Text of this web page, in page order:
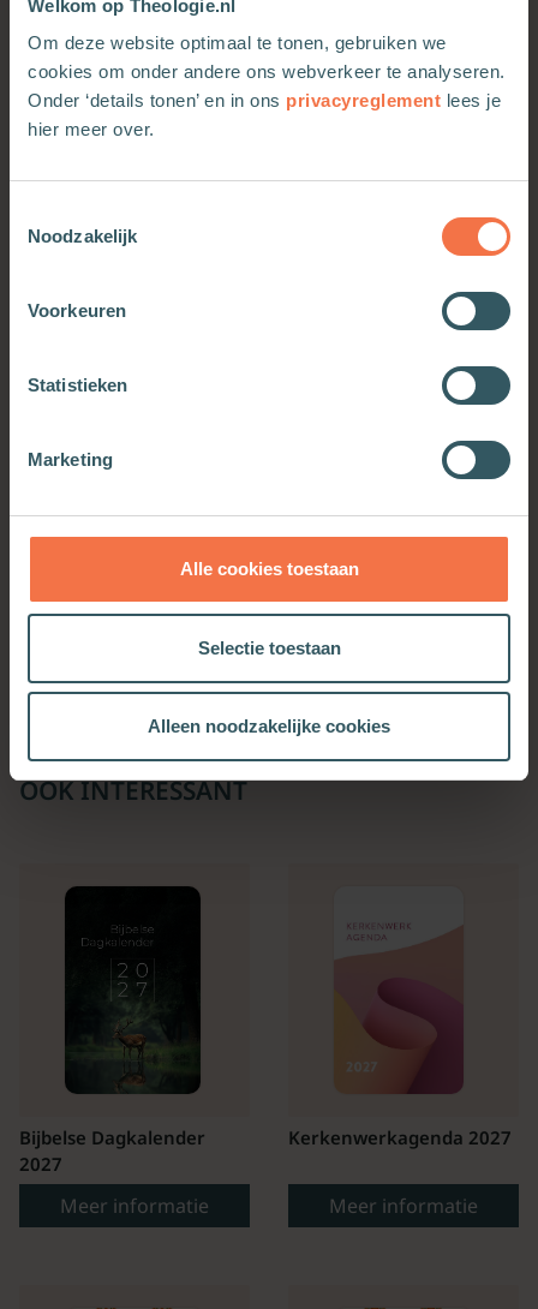
Welkom op Theologie.nl
Om deze website optimaal te tonen, gebruiken we
cookies om onder andere ons webverkeer te analyseren.
Onder ‘details tonen’ en in ons privacyreglement lees je
hier meer over.
Noodzakelijk
Voorkeuren
Statistieken
Marketing
Alle cookies toestaan
Selectie toestaan
Alleen noodzakelijke cookies
Solidariteit
Meer informatie
Het laatste woord
Meer informatie
Meer informatie Meer informatie
OOK INTERESSANT
Bijbelse Dagkalender
2027
Meer informatie
Kerkenwerkagenda 2027
Meer informatie